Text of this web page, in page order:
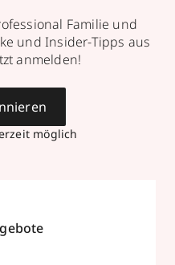
Familie und
und Insider-Tipps aus
anmelden!
möglich